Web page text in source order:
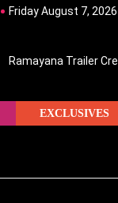
Friday August 7, 2026
Ramayana Trailer
EXCLUSIVES